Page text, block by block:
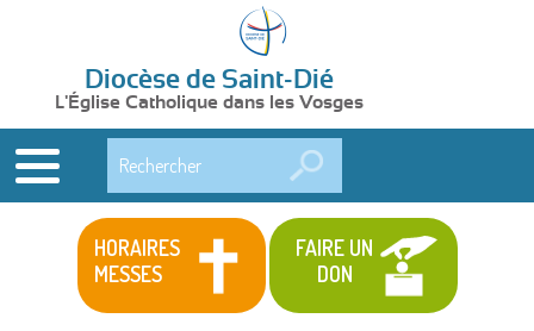
Diocèse de Saint-Dié
L'Église Catholique dans les Vosges
HORAIRES
MESSES
FAIRE UN
DON